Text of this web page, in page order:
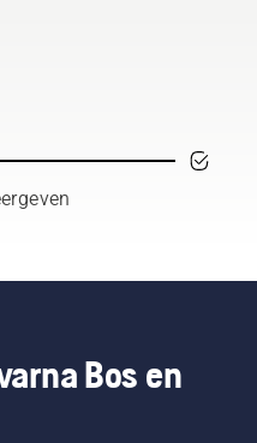
Bos en